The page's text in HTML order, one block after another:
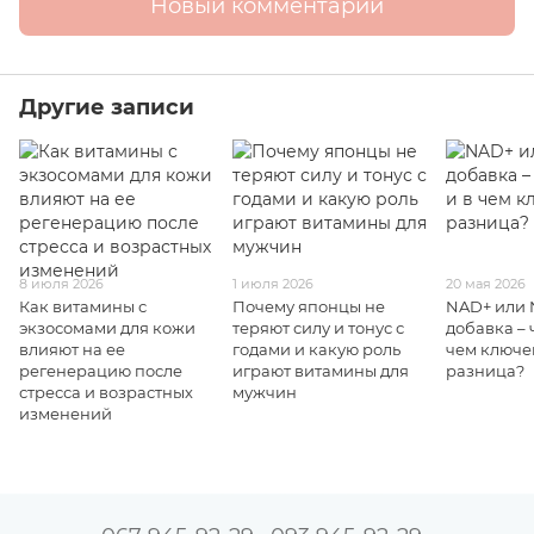
Новый комментарий
Другие записи
8 июля 2026
Как витамины с
экзосомами для кожи
влияют на ее
регенерацию после
стресса и возрастных
изменений
1 июля 2026
Почему японцы не
теряют силу и тонус с
годами и какую роль
играют витамины для
мужчин
20 мая 2026
NAD+ или
добавка –
чем
разница?